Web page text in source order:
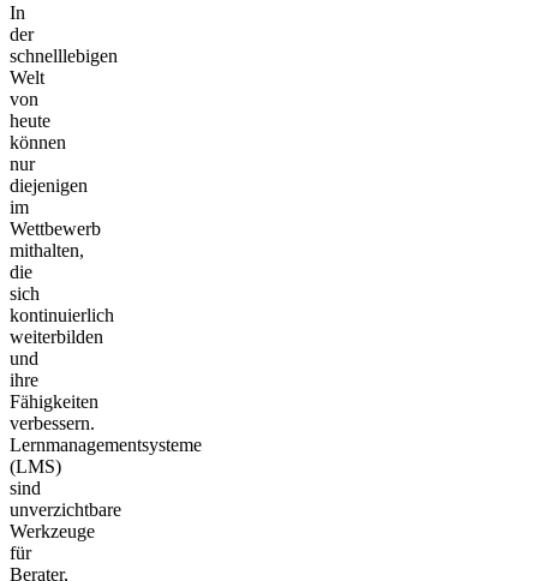
In
der
schnelllebigen
Welt
von
heute
können
nur
diejenigen
im
Wettbewerb
mithalten,
die
sich
kontinuierlich
weiterbilden
und
ihre
Fähigkeiten
verbessern.
Lernmanagementsysteme
(LMS)
sind
unverzichtbare
Werkzeuge
für
Berater,